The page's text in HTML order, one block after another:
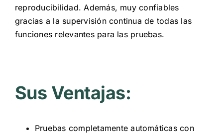
reproducibilidad. Además, muy confiables
gracias a la supervisión continua de todas las
funciones relevantes para las pruebas.
Sus Ventajas:
Pruebas completamente automáticas con